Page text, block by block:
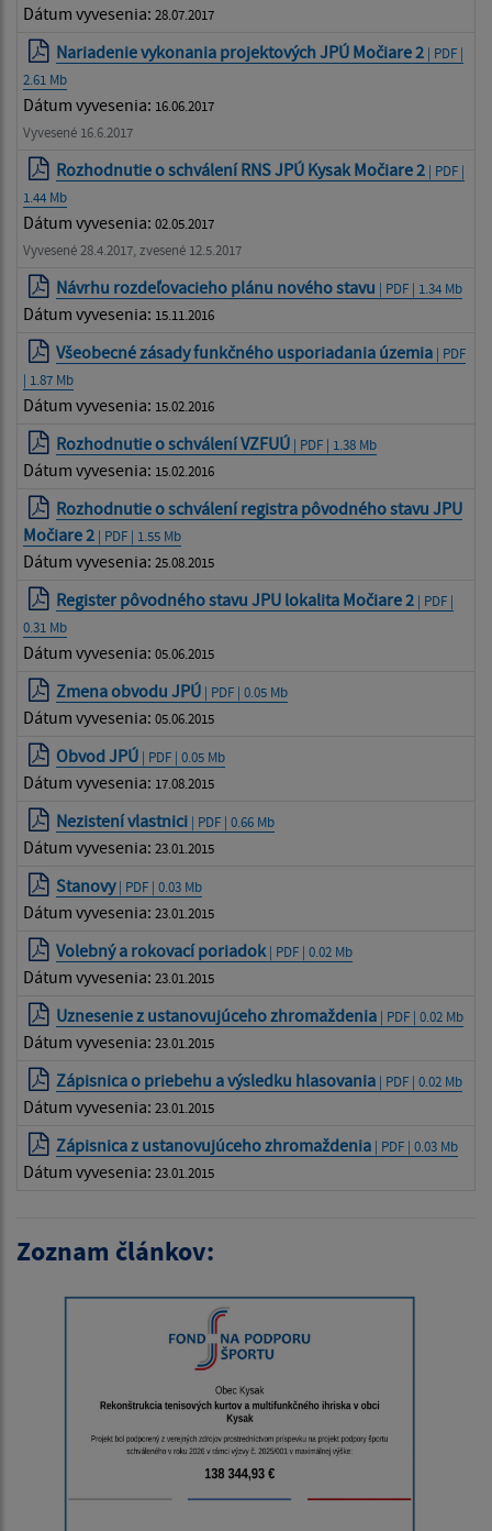
Dátum vyvesenia: 28.07.2017
Nariadenie vykonania projektových JPÚ Močiare 2 | PDF |
2.61 Mb
Dátum vyvesenia: 16.06.2017
Vyvesené 16.6.2017
Rozhodnutie o schválení RNS JPÚ Kysak Močiare 2 | PDF |
1.44 Mb
Dátum vyvesenia: 02.05.2017
Vyvesené 28.4.2017, zvesené 12.5.2017
Návrhu rozdeľovacieho plánu nového stavu | PDF | 1.34 Mb
Dátum vyvesenia: 15.11.2016
Všeobecné zásady funkčného usporiadania územia | PDF
| 1.87 Mb
Dátum vyvesenia: 15.02.2016
Rozhodnutie o schválení VZFUÚ | PDF | 1.38 Mb
Dátum vyvesenia: 15.02.2016
Rozhodnutie o schválení registra pôvodného stavu JPU
Močiare 2 | PDF | 1.55 Mb
Dátum vyvesenia: 25.08.2015
Register pôvodného stavu JPU lokalita Močiare 2 | PDF |
0.31 Mb
Dátum vyvesenia: 05.06.2015
Zmena obvodu JPÚ | PDF | 0.05 Mb
Dátum vyvesenia: 05.06.2015
Obvod JPÚ | PDF | 0.05 Mb
Dátum vyvesenia: 17.08.2015
Nezistení vlastnici | PDF | 0.66 Mb
Dátum vyvesenia: 23.01.2015
Stanovy| PDF | 0.03 Mb
Dátum vyvesenia: 23.01.2015
Volebný a rokovací poriadok | PDF | 0.02 Mb
Dátum vyvesenia: 23.01.2015
Uznesenie z ustanovujúceho zhromaždenia | PDF | 0.02 Mb
Dátum vyvesenia: 23.01.2015
Zápisnica o priebehu a výsledku hlasovania | PDF | 0.02 Mb
Dátum vyvesenia: 23.01.2015
Zápisnica z ustanovujúceho zhromaždenia | PDF | 0.03 Mb
Dátum vyvesenia: 23.01.2015
Zoznam článkov: